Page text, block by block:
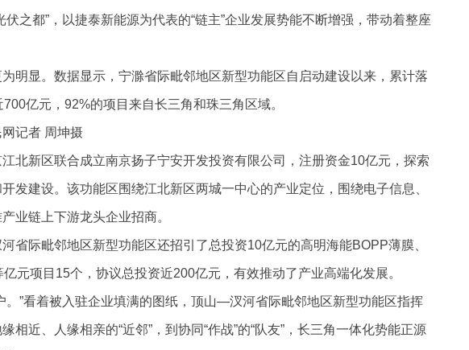
伏之都”，以捷泰新能源为代表的“链主”企业发展势能不断增强，带动着整座
明显。数据显示，宁滁省际毗邻地区新型功能区自启动建设以来，累计落
亿元，92%的项目来自长三角和珠三角区域。
记者 周坤摄
北新区联合成立南京扬子宁安开发投资有限公司，注册资金10亿元，探索
发建设。该功能区围绕江北新区两城一中心的产业定位，围绕电子信息、
业链上下游龙头企业招商。
省际毗邻地区新型功能区还招引了总投资10亿元的高明海能BOPP薄膜、
元项目15个，协议总投资近200亿元，有效推动了产业高端化发展。
。”看着被入驻企业填满的图纸，顶山—汊河省际毗邻地区新型功能区指挥
相近、人缘相亲的“近邻”，到协同“作战”的“队友”，长三角一体化势能正源